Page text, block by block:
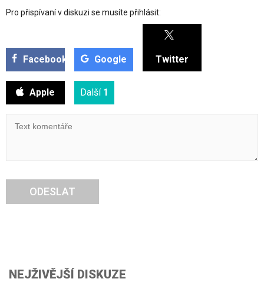
Pro přispívaní v diskuzi se musíte přihlásit:
Facebook Google Twitter
Apple Další 1
ODESLAT
NEJŽIVĚJŠÍ DISKUZE